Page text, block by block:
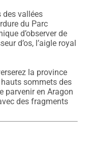
des vallées
du Parc
d’observer de
d’os, l’aigle royal
la province
sommets des
parvenir en Aragon
des fragments